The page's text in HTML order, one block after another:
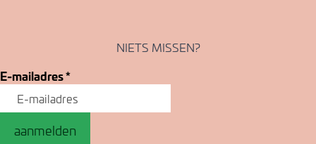
NIETS MISSEN?
E-mailadres*
aanmelden